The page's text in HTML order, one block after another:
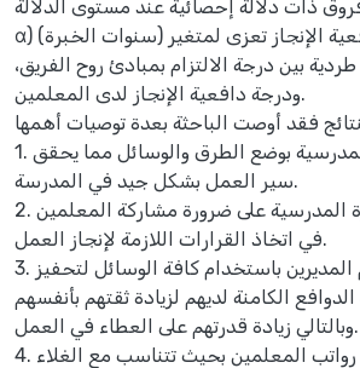
ذات دلالة إحصائية عند مستوى الدلالة (0.05=
α) في درجة دافعية الإنجاز تعزى لمتغير (سنوات الخبرة).
بين درجة الالتزام بمبادئ روح الفريق،
ودرجة دافعية الإنجاز لدى المعلمين.
فقد أوصت الباحثة بعدة توصيات أهمها:
1. ضرورة قيام الإدارة المدرسية بوضع الطرق والوسائل مما يحقق
سير العمل بشكل جيد في المدرسة.
2. العمل من قبل الإدارة المدرسية على ضرورة مشاركة المعلمين
في اتخاذ القرارات اللازمة لإنجاز العمل.
3. ضرورة قيام المديرين باستخدام كافة الوسائل لتحفيز
الدوافع الكامنة لديهم لزيادة ثقتهم بأنفسهم
وبالتالي زيادة قدرتهم على العطاء في العمل.
4. ضرورة الاهتمام برفع رواتب المعلمين بحيث تتناسب مع الغلاء